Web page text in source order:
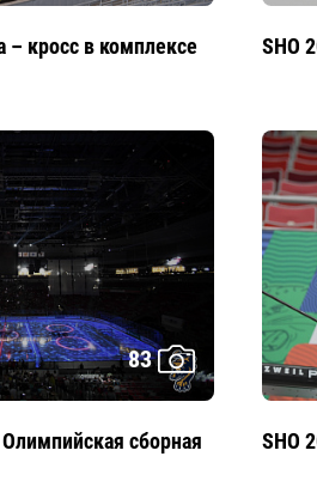
– кросс в комплексе
SHO
83
сборная
SHO